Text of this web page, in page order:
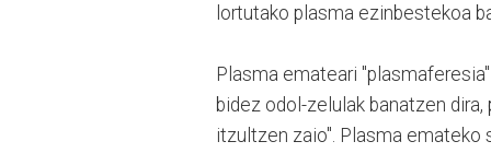
lortutako plasma ezinbestekoa
Plasma emateari
bidez odol-zelulak banatzen
itzultzen zaio". Plasma emateko